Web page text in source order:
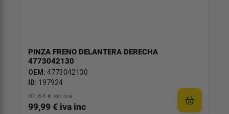
PINZA FRENO DELANTERA DERECHA
4773042130
OEM: 4773042130
ID: 197924
82,64 € sin iva
99,99 € iva inc